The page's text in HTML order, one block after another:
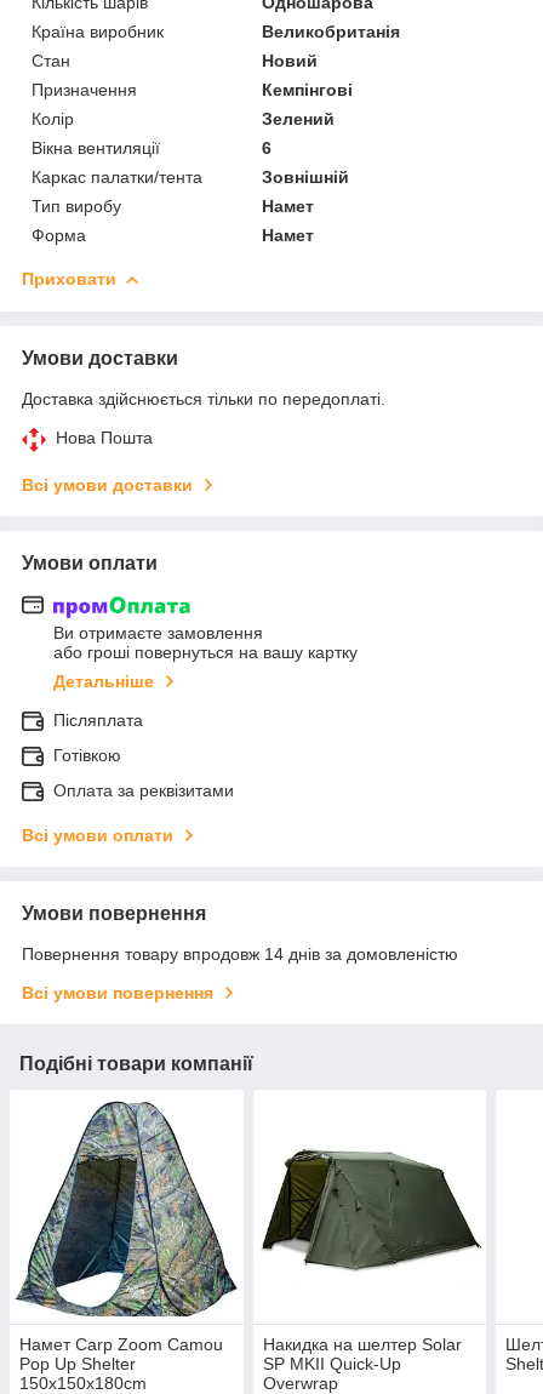
Країна виробник
Великобританія
Стан
Новий
Призначення
Кемпінгові
Колір
Зелений
Вікна вентиляції
6
Каркас палатки/тента
Зовнішній
Тип виробу
Намет
Форма
Намет
Приховати
Умови доставки
Доставка здійснюється тільки по передоплаті.
Нова Пошта
Всі умови доставки
Умови оплати
Ви отримаєте замовлення
або гроші повернуться на вашу картку
Детальніше
Післяплата
Готівкою
Оплата за реквізитами
Всі умови оплати
Умови повернення
Повернення товару впродовж 14 днів за домовленістю
Всі умови повернення
Подібні товари компанії
Намет Carp Zoom Camou
Pop Up Shelter
150x150x180cm
Накидка на шелтер Solar
SP MKII Quick-Up
Overwrap